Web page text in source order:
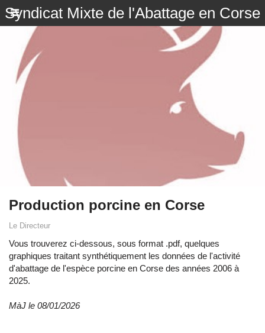
Syndicat Mixte de l'Abattage en Corse
Production porcine en Corse
Le Directeur
Vous trouverez ci-dessous, sous format .pdf, quelques
graphiques traitant synthétiquement les données de l'activité
d'abattage de l'espèce porcine en Corse des années 2006 à
2025.
MàJ le 08/01/2026